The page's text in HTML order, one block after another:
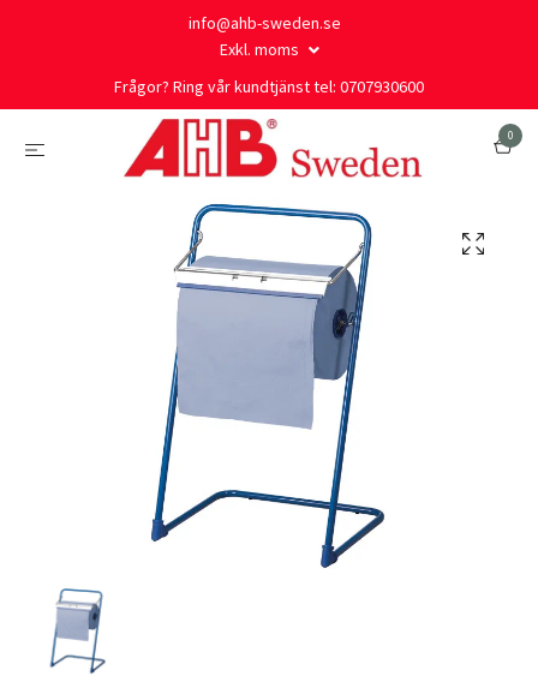
info@ahb-sweden.se
Exkl. moms
Frågor? Ring vår kundtjänst tel: 0707930600
0